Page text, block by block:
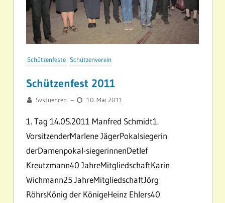
Schützenfeste Schützenverein
Schützenfest 2011
Svstuehren – 10. Mai 2011
1. Tag 14.05.2011 Manfred Schmidt1.
VorsitzenderMarlene JägerPokalsiegerin
derDamenpokal-siegerinnenDetlef
Kreutzmann40 JahreMitgliedschaftKarin
Wichmann25 JahreMitgliedschaftJörg
RöhrsKönig der KönigeHeinz Ehlers40